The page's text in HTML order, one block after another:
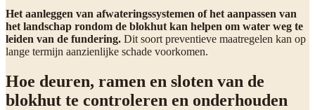
Het aanleggen van afwateringssystemen of het aanpassen van
het landschap rondom de blokhut kan helpen om water weg te
leiden van de fundering. Dit soort preventieve maatregelen kan op
lange termijn aanzienlijke schade voorkomen.
Hoe deuren, ramen en sloten van de
blokhut te controleren en onderhouden